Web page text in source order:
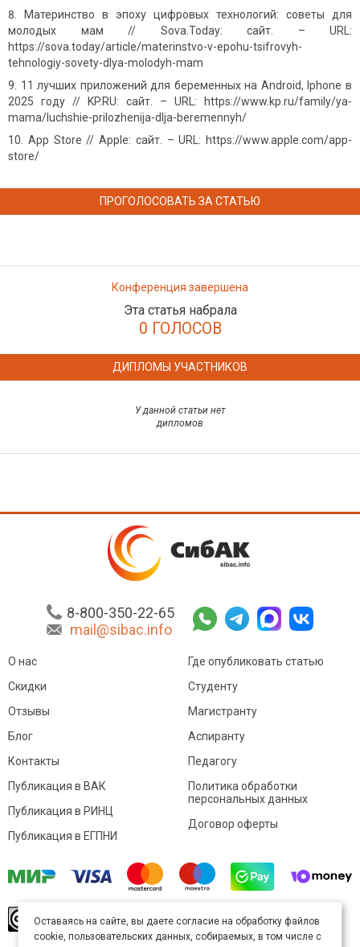
Материнство в эпоху цифровых технологий: советы для
молодых мам // Sova.Today: сайт. – URL:
https://sova.today/article/materinstvo-v-epohu-tsifrovyh-
tehnologiy-sovety-dlya-molodyh-mam
11 лучших приложений для беременных на Android, Iphone в
2025 году // KP.RU: сайт. – URL: https://www.kp.ru/family/ya-
mama/luchshie-prilozhenija-dlja-beremennyh/
App Store // Apple: сайт. – URL: https://www.apple.com/app-
store/
ПРОГОЛОСОВАТЬ ЗА СТАТЬЮ
Конференция завершена
Эта статья набрала
0 ГОЛОСОВ
ДИПЛОМЫ УЧАСТНИКОВ
У данной статьи нет
дипломов
8-800-350-22-65
mail@sibac.info
О нас
Скидки
Отзывы
Блог
Контакты
Где опубликовать статью
Студенту
Магистранту
Аспиранту
Педагогу
Публикация в ВАК
Публикация в РИНЦ
Публикация в ЕГПНИ
Политика обработки
персональных данных
Договор оферты
произведение доступно полицензии Creative
Commons «Attribution» («Атрибуция») 4.0
Оставаясь на сайте, вы даете согласие на обработку файлов
cookie, пользовательских данных, собираемых, в том числе с